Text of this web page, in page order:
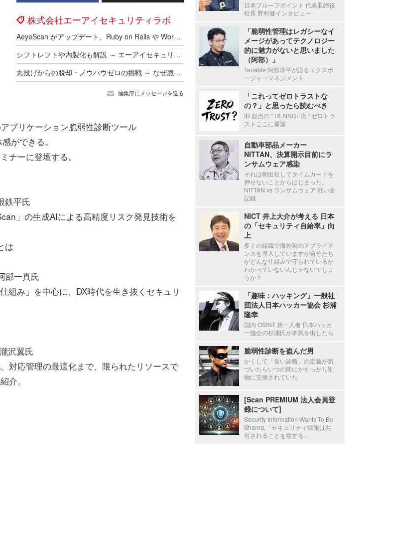
株式会社エーアイセキュリティラボ
AeyeScan がアップデート、Ruby on Rails や WordPress の最新脆弱性に対応
シフトレフトや内製化も解説 ～ エーアイセキュリティラボが脆弱性対策動画を 8 月限定週替わり公開
丸投げからの脱却・ノウハウゼロの挑戦 ～ なぜ脆弱性診断の内製化は「ツールを入れただけ」だと失敗するのか？
編集部にメッセージを送る
プリケーション脆弱性診断ツール
ができる。
ナーに登壇する。
鉄平氏
」の生成AIによる高精度リスク発見技術を
は
部一真氏
組み」を中心に、DX時代を生き抜くセキュリ
沢翼氏
対応管理の最適化まで、限られたリソースで
介。
日本プルーフポイント 代表取締役
社長 野村健インタビュー
「脆弱性管理はレガシーなイ
メージがあってテクノロジー
的に魅力がないと思いました
（阿部）」
Tenable 阿部淳平が語るエクスポ
ージャーマネジメント
「これってゼロトラストな
の？」と思ったら読むべき
ID 起点の “ HENNGE流 ” ゼロトラ
ストここに爆誕
自動車部品メーカー
NITTAN、決算開示目前にラ
ンサムウェア感染
それは朝出社してタイムカードを
押せないことからはじまった。
NITTAN vs ランサムウェア 戦い全
記録
NICT 井上大介が考える 日本
の「セキュリティ自給率」向
上
多くの組織で海外製のアプライア
ンスを導入していますが自分たち
がどんな仕組みで守られているか
わかっていないんじゃないでしょ
うか？
「趣味：ハッキング」一般社
団法人日本ハッカー協会 杉浦
隆幸
国内 OSINT 第一人者 日本ハッカ
ー協会の杉浦氏が本気を出したら
脆弱性診断を盗んだ男
かくして「良い診断」の定義が気
づいたらいつの間にかすっかり別
物に交換されていた
[Scan PREMIUM 法人会員登
録について]
Security Information Wants To Be
Shared.「セキュリティ情報は共
有されることを欲する」